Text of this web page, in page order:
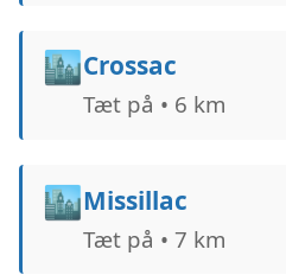
🏙️Crossac
Tæt på • 6 km
🏙️Missillac
Tæt på • 7 km